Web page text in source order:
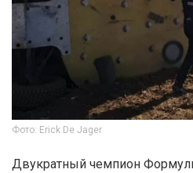
Фото: Erick De Jager
Двукратный чемпион